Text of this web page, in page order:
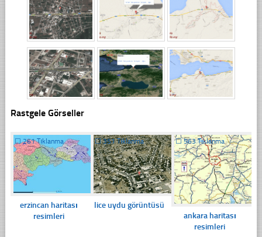
Rastgele Görseller
☐261 Tıklanma
erzincan haritası
resimleri
☐351 Tıklanma
lice uydu görüntüsü
☐563 Tıklanma
ankara haritası
resimleri